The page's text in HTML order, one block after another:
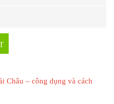
Châu – công dụng và cách